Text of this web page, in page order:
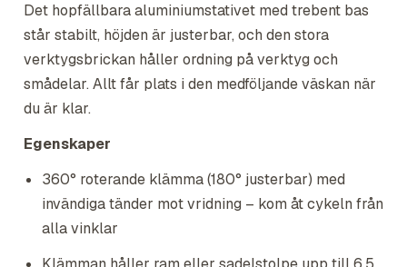
Det hopfällbara aluminiumstativet med trebent bas
står stabilt, höjden är justerbar, och den stora
verktygsbrickan håller ordning på verktyg och
smådelar. Allt får plats i den medföljande väskan när
du är klar.
Egenskaper
360° roterande klämma (180° justerbar) med
invändiga tänder mot vridning – kom åt cykeln från
alla vinklar